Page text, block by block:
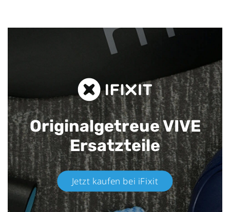
Originalgetreue VIVE
Ersatzteile
Jetzt kaufen bei iFixit​